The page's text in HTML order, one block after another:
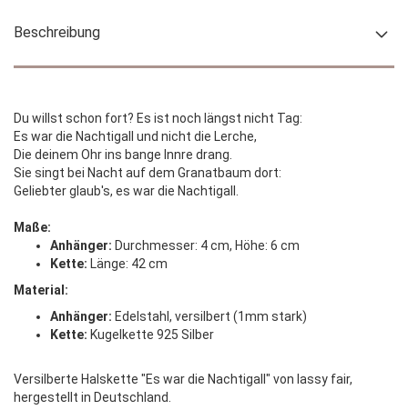
Beschreibung
Du willst schon fort? Es ist noch längst nicht Tag:
Es war die Nachtigall und nicht die Lerche,
Die deinem Ohr ins bange Innre drang.
Sie singt bei Nacht auf dem Granatbaum dort:
Geliebter glaub's, es war die Nachtigall.
Maße:
Anhänger: Durchmesser: 4 cm, Höhe: 6 cm
Kette: Länge: 42 cm
Material:
Anhänger: Edelstahl, versilbert (1mm stark)
Kette: Kugelkette 925 Silber
Versilberte Halskette "Es war die Nachtigall" von lassy fair,
hergestellt in Deutschland.